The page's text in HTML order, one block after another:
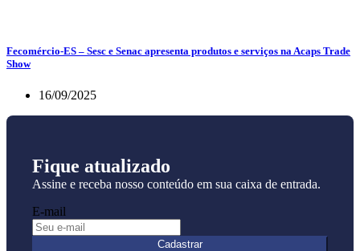
Fecomércio-ES – Sesc e Senac apresenta produtos e serviços na Acaps Trade
Show
16/09/2025
Fique atualizado
Assine e receba nosso conteúdo em sua caixa de entrada.
E-mail
Cadastrar